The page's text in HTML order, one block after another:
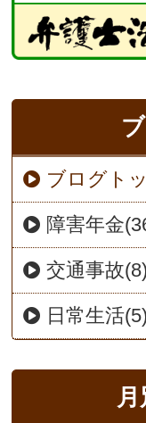
ブログト
障害年金
交通事故(8)
日常生活(5)